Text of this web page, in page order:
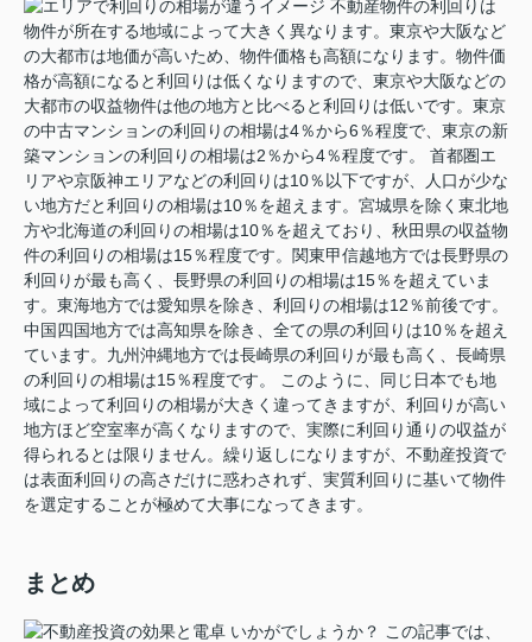
不動産物件の利回りは
物件が所在する地域によって大きく異なります。東京や大阪など
の大都市は地価が高いため、物件価格も高額になります。物件価
格が高額になると利回りは低くなりますので、東京や大阪などの
大都市の収益物件は他の地方と比べると利回りは低いです。東京
の中古マンションの利回りの相場は4％から6％程度で、東京の新
築マンションの利回りの相場は2％から4％程度です。 首都圏エ
リアや京阪神エリアなどの利回りは10％以下ですが、人口が少な
い地方だと利回りの相場は10％を超えます。宮城県を除く東北地
方や北海道の利回りの相場は10％を超えており、秋田県の収益物
件の利回りの相場は15％程度です。関東甲信越地方では長野県の
利回りが最も高く、長野県の利回りの相場は15％を超えていま
す。東海地方では愛知県を除き、利回りの相場は12％前後です。
中国四国地方では高知県を除き、全ての県の利回りは10％を超え
ています。九州沖縄地方では長崎県の利回りが最も高く、長崎県
の利回りの相場は15％程度です。 このように、同じ日本でも地
域によって利回りの相場が大きく違ってきますが、利回りが高い
地方ほど空室率が高くなりますので、実際に利回り通りの収益が
得られるとは限りません。繰り返しになりますが、不動産投資で
は表面利回りの高さだけに惑わされず、実質利回りに基いて物件
を選定することが極めて大事になってきます。
まとめ
いかがでしょうか？ この記事では、